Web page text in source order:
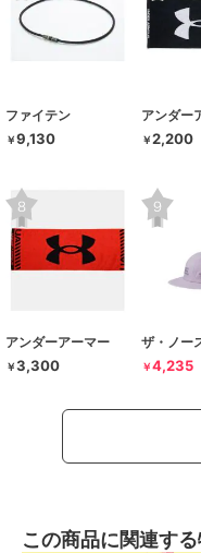
ファイテン
￥9,130
アンダー
￥2,200
アンダーアーマー
￥3,300
ザ・ノー
￥4,235
この商品に関連す